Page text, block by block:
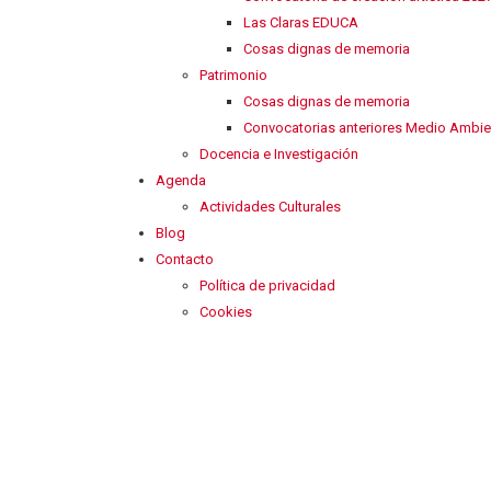
Las Claras EDUCA
Cosas dignas de memoria
Patrimonio
Cosas dignas de memoria
Convocatorias anteriores Medio
Docencia e Investigación
Agenda
Actividades Culturales
Blog
Contacto
Política de privacidad
Cookies